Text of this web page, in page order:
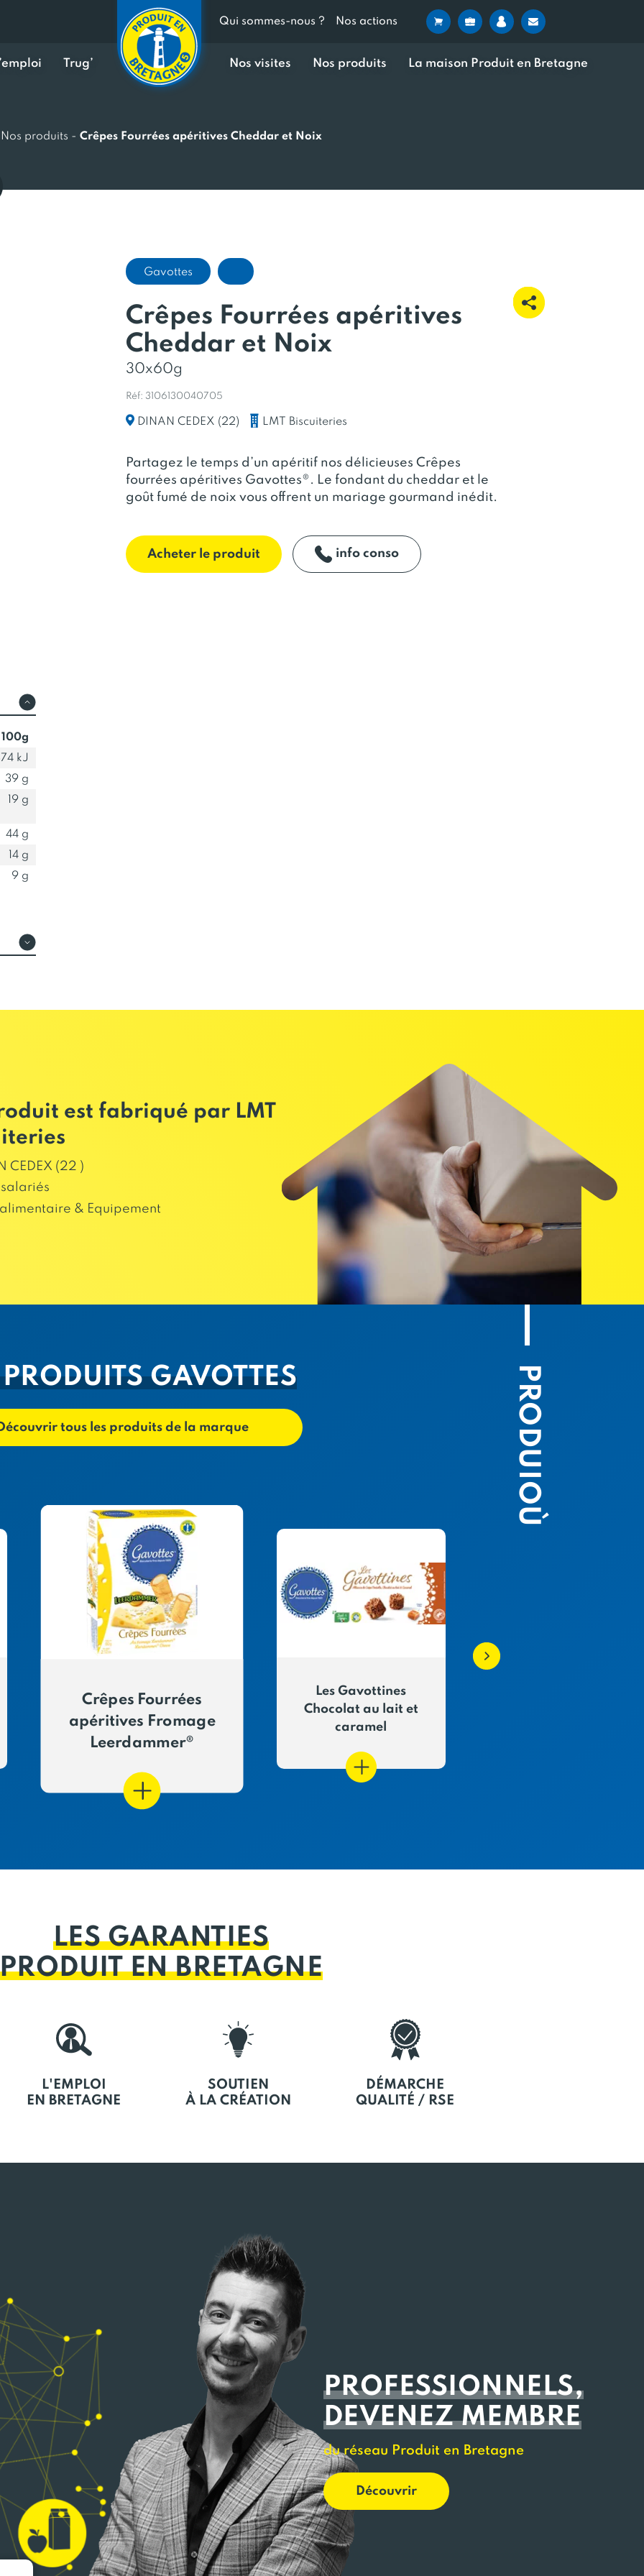
Qui sommes-nous ? Nos actions
Trug’ Nos visites Nos produits La maison Produit en Bretagne
Nos produits - Crêpes Fourrées apéritives Cheddar et Noix
kJ
39 g
19 g
44 g
14 g
9 g
Gavottes
Crêpes Fourrées apéritives
Cheddar et Noix
30x60g
Réf: 3106130040705
DINAN CEDEX (22) LMT Biscuiteries
Partagez le temps d’un apéritif nos délicieuses Crêpes
fourrées apéritives Gavottes®. Le fondant du cheddar et le
goût fumé de noix vous offrent un mariage gourmand inédit.
Acheter le produit info conso
est fabriqué par LMT
CEDEX (22 )
& Equipement
PRODUIOÙ
GAVOTTES
tous les produits de la marque
Crêpes Fourrées
apéritives Fromage
Leerdammer®
Les Gavottines
Chocolat au lait et
caramel
LES GARANTIES
EN BRETAGNE
L'EMPLOI
EN BRETAGNE
SOUTIEN
À LA CRÉATION
DÉMARCHE
QUALITÉ / RSE
PROFESSIONNELS,
DEVENEZ MEMBRE
du réseau Produit en Bretagne
Découvrir